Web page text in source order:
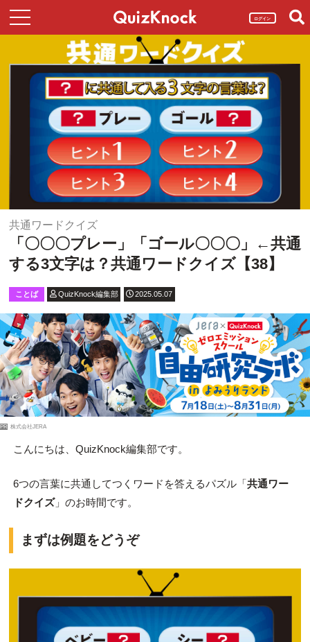
ログイン
共通ワードクイズ
「〇〇〇プレー」「ゴール〇〇〇」←共通
する3文字は？共通ワードクイズ【38】
ことば QuizKnock編集部 2025.05.07
PR 株式会社JERA
こんにちは、QuizKnock編集部です。
6つの言葉に共通してつくワードを答えるパズル「共通ワー
ドクイズ」のお時間です。
まずは例題をどうぞ